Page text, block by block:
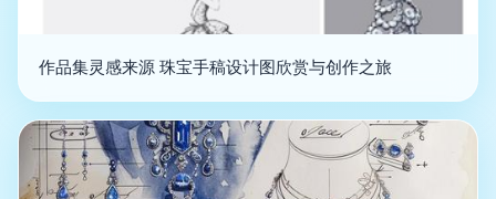
作品集灵感来源 珠宝手稿设计图欣赏与创作之旅